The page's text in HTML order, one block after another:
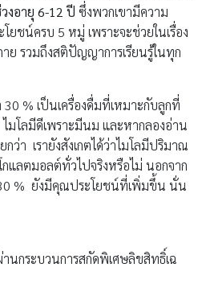
งอายุ 6-12 ปี ซึ่งพวกเขามีความ
ยชน์ครบ 5 หมู่ เพราะจะช่วยในเรื่อง
ย รวมถึงสติปัญญาการเรียนรู้ในทุก
% เป็นเครื่องดื่มที่เหมาะกับลูกที่
มโลมีดีเพราะมีนม และหากลองอ่าน
ว่า เรายังสังเกตได้ว่าไมโลมีปริมาณ
แลตมอลต์ทั่วไปจริงหรือไม่ นอกจาก
% ยังมีคุณประโยชน์ที่เพิ่มขึ้น นั่น
นกระบวนการสกัดพิเศษลิขสิทธิ์เฉ